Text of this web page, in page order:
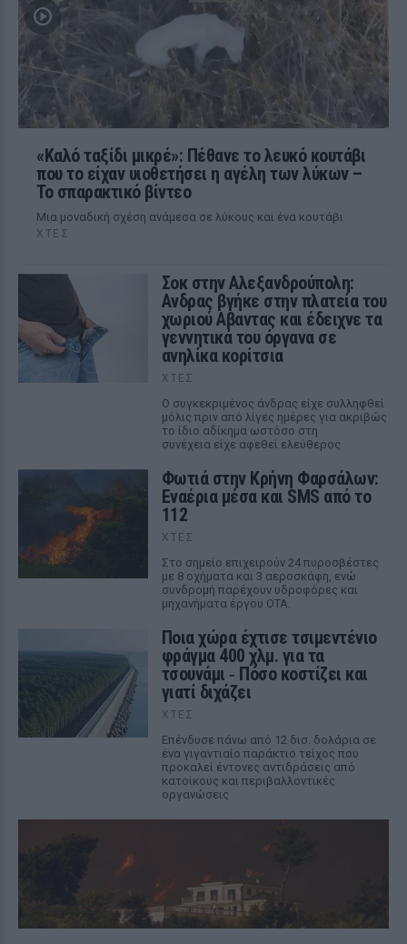
«Καλό ταξίδι μικρέ»: Πέθανε το λευκό κουτάβι
που το είχαν υιοθετήσει η αγέλη των λύκων –
Το σπαρακτικό βίντεο
Μια μοναδική σχέση ανάμεσα σε λύκους και ένα κουτάβι
ΧΤΕΣ
Σοκ στην Αλεξανδρούπολη:
Ανδρας βγήκε στην πλατεία του
χωριού Αβαντας και έδειχνε τα
γεννητικά του όργανα σε
ανηλίκα κορίτσια
ΧΤΕΣ
Ο συγκεκριμένος άνδρας είχε συλληφθεί
μόλις πριν από λίγες ημέρες για ακριβώς
το ίδιο αδίκημα ωστόσο στη
συνέχεια είχε αφεθεί ελεύθερος
Φωτιά στην Κρήνη Φαρσάλων:
Εναέρια μέσα και SMS από το
112
ΧΤΕΣ
Στο σημείο επιχειρούν 24 πυροσβέστες
με 8 οχήματα και 3 αεροσκάφη, ενώ
συνδρομή παρέχουν υδροφόρες και
μηχανήματα έργου ΟΤΑ.
Ποια χώρα έχτισε τσιμεντένιο
φράγμα 400 χλμ. για τα
τσουνάμι ‑ Πόσο κοστίζει και
γιατί διχάζει
ΧΤΕΣ
Επένδυσε πάνω από 12 δισ. δολάρια σε
ένα γιγαντιαίο παράκτιο τείχος που
προκαλεί έντονες αντιδράσεις από
κατοίκους και περιβαλλοντικές
οργανώσεις